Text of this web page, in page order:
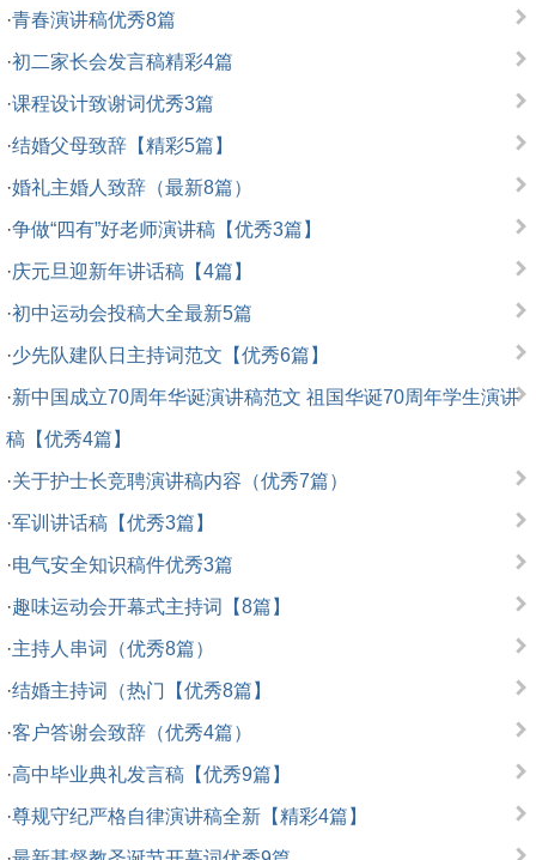
·青春演讲稿优秀8篇
·初二家长会发言稿精彩4篇
·课程设计致谢词优秀3篇
·结婚父母致辞【精彩5篇】
·婚礼主婚人致辞（最新8篇）
·争做“四有”好老师演讲稿【优秀3篇】
·庆元旦迎新年讲话稿【4篇】
·初中运动会投稿大全最新5篇
·少先队建队日主持词范文【优秀6篇】
·新中国成立70周年华诞演讲稿范文 祖国华诞70周年学生演讲
稿【优秀4篇】
·关于护士长竞聘演讲稿内容（优秀7篇）
·军训讲话稿【优秀3篇】
·电气安全知识稿件优秀3篇
·趣味运动会开幕式主持词【8篇】
·主持人串词（优秀8篇）
·结婚主持词（热门【优秀8篇】
·客户答谢会致辞（优秀4篇）
·高中毕业典礼发言稿【优秀9篇】
·尊规守纪严格自律演讲稿全新【精彩4篇】